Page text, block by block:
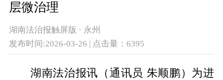
层微治理
湖南法治报触屏版 · 永州
发布时间:2026-03-26 | 点击量：6395
湖南法治报讯（通讯员 朱顺鹏）为进